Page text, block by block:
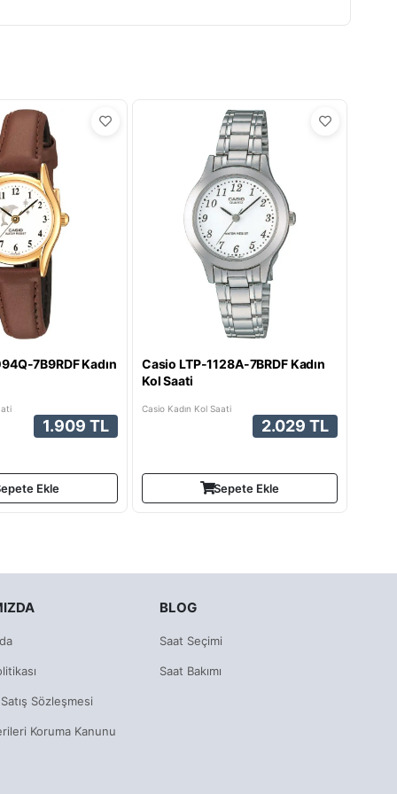
7B9RDF Kadın
1.909 TL
Ekle
Casio LTP-1128A-7BRDF Kadın
Kol Saati
Casio Kadın Kol Saati
2.029 TL
Sepete Ekle
Sözleşmesi
Koruma Kanunu
BLOG
Saat Seçimi
Saat Bakımı